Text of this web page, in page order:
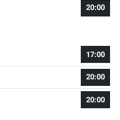
20:00
17:00
20:00
20:00